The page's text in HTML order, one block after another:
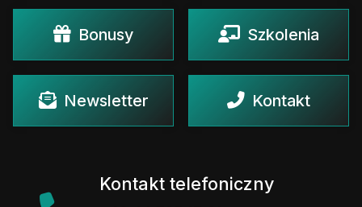
Bonusy Szkolenia
Newsletter Kontakt
Kontakt telefoniczny